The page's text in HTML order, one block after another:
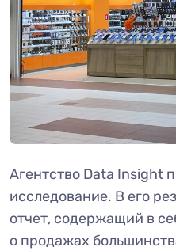
Агентство Data Insight
исследование. В его
отчет, содержащий в
о продажах